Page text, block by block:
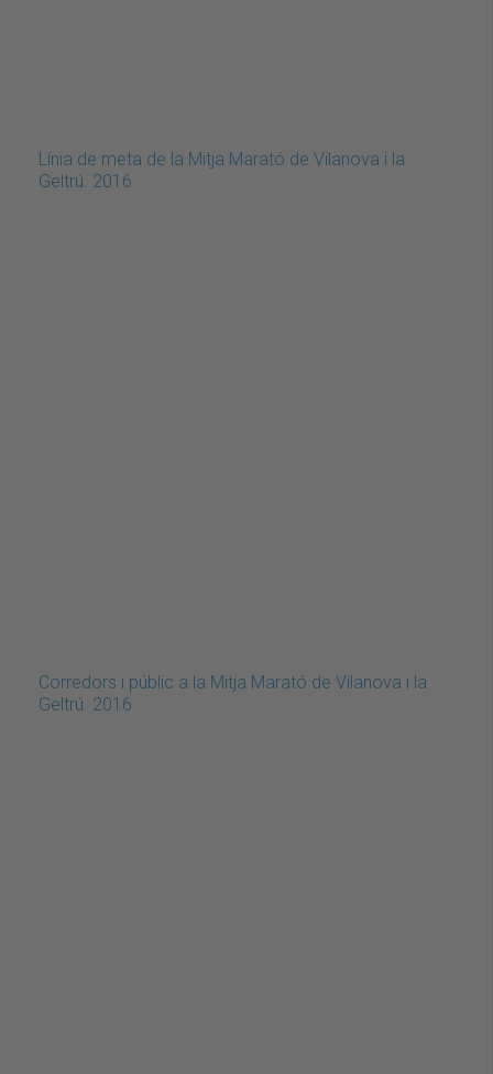
Línia de meta de la Mitja Marató de Vilanova i la
Geltrú. 2016
Corredors i públic a la Mitja Marató de Vilanova i la
Geltrú. 2016